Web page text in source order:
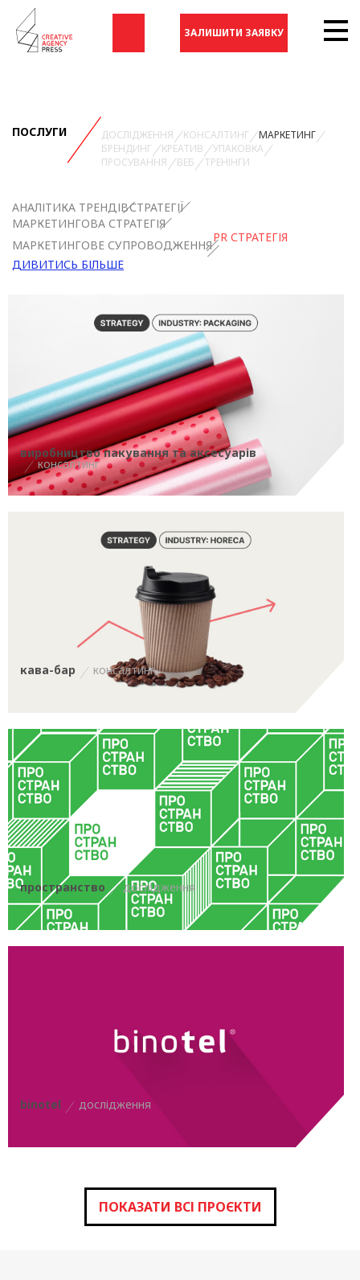
ЗАЛИШИТИ ЗАЯВКУ
ПОСЛУГИ ДОСЛІДЖЕННЯ КОНСАЛТИНГ
МАРКЕТИНГ
БРЕНДИНГ
КРЕАТИВ
УПАКОВКА
ПРОСУВАННЯ
ВЕБ ТРЕНІНГИ
АНАЛІТИКА ТРЕНДІВСТРАТЕГІЇ
МАРКЕТИНГОВА СТРАТЕГІЯ
МАРКЕТИНГОВЕ СУПРОВОДЖЕННЯ
PR СТРАТЕГІЯ
ДИВИТИСЬ БІЛЬШЕ
виробництво пакування та аксесуарів
консалтинг
кава-бар консалтинг
пространство дослідження
binotel дослідження
ПОКАЗАТИ ВСІ ПРОЄКТИ